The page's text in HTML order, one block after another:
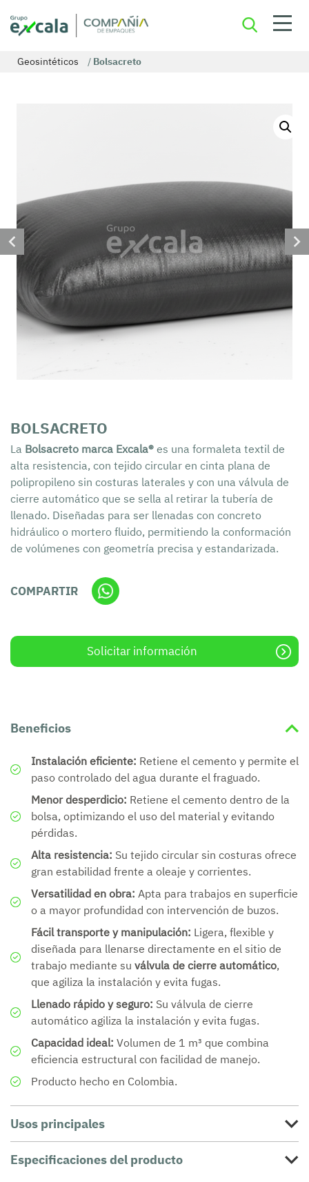
Geosintéticos / Bolsacreto
BOLSACRETO
La Bolsacreto marca Excala® es una formaleta textil de
alta resistencia, con tejido circular en cinta plana de
polipropileno sin costuras laterales y con una válvula de
cierre automático que se sella al retirar la tubería de
llenado. Diseñadas para ser llenadas con concreto
hidráulico o mortero fluido, permitiendo la conformación
de volúmenes con geometría precisa y estandarizada.
COMPARTIR
Solicitar información
Beneficios
Instalación eficiente: Retiene el cemento y permite el
paso controlado del agua durante el fraguado.
Menor desperdicio: Retiene el cemento dentro de la
bolsa, optimizando el uso del material y evitando
pérdidas.
Alta resistencia: Su tejido circular sin costuras ofrece
gran estabilidad frente a oleaje y corrientes.
Versatilidad en obra: Apta para trabajos en superficie
o a mayor profundidad con intervención de buzos.
Fácil transporte y manipulación: Ligera, flexible y
diseñada para llenarse directamente en el sitio de
trabajo mediante su válvula de cierre automático,
que agiliza la instalación y evita fugas.
Llenado rápido y seguro: Su válvula de cierre
automático agiliza la instalación y evita fugas.
Capacidad ideal: Volumen de 1 m³ que combina
eficiencia estructural con facilidad de manejo.
Producto hecho en Colombia.
Usos principales
Especificaciones del producto